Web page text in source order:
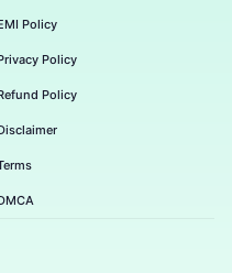
Policy
Policy
Policy